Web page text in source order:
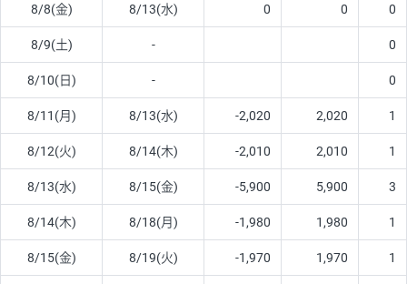
8/8(金) 8/13(水) 0 0 0
8/9(土) - 0
8/10(日) - 0
8/11(月) 8/13(水) -2,020 2,020 1
8/12(火) 8/14(木) -2,010 2,010 1
8/13(水) 8/15(金) -5,900 5,900 3
8/14(木) 8/18(月) -1,980 1,980 1
8/15(金) 8/19(火) -1,970 1,970 1